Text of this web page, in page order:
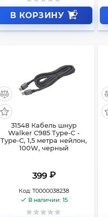
В КОРЗИНУ
31548 Кабель шнур
Walker C985 Type-C -
Type-C, 1,5 метра нейлон,
100W, черный
399 ₽
Код: Т0000038238
В наличии: 15